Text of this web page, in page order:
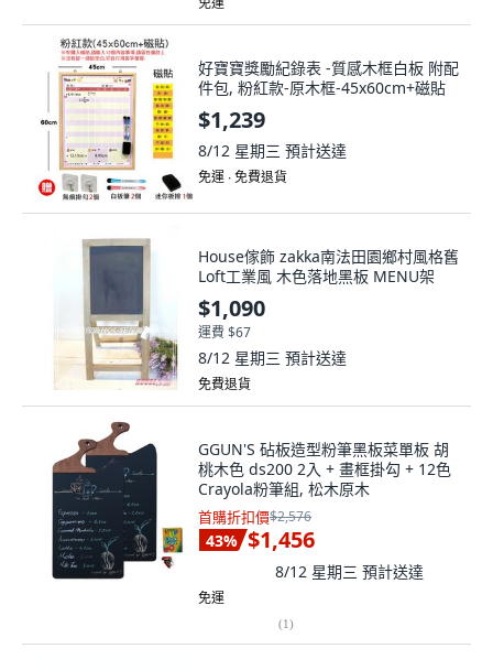
好寶寶獎勵紀錄表 -質感木框白板 附配
件包, 粉紅款-原木框-45x60cm+磁貼
$1,239
8/12 星期三 預計送達
免運 ∙ 免費退貨
House傢飾 zakka南法田園鄉村風格舊
Loft工業風 木色落地黑板 MENU架
$1,090
運費 $67
8/12 星期三 預計送達
免費退貨
GGUN'S 砧板造型粉筆黑板菜單板 胡
桃木色 ds200 2入 + 畫框掛勾 + 12色
Crayola粉筆組, 松木原木
首購折扣價$2,576
43% $1,456
8/12 星期三 預計送達
免運
(1)